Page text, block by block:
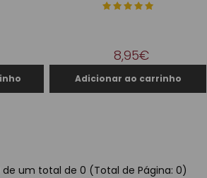
8,95€
de um total de 0 (Total de Página: 0)